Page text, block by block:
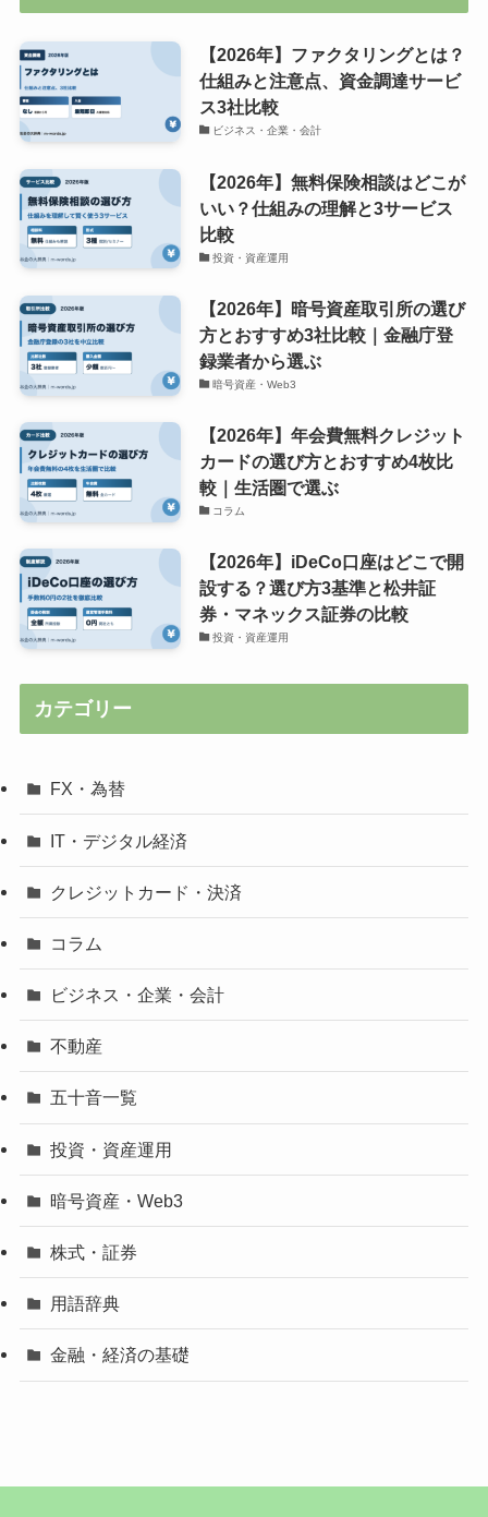
【2026年】ファクタリングとは？
仕組みと注意点、資金調達サービ
ス3社比較
ビジネス・企業・会計
【2026年】無料保険相談はどこが
いい？仕組みの理解と3サービス
比較
投資・資産運用
【2026年】暗号資産取引所の選び
方とおすすめ3社比較｜金融庁登
録業者から選ぶ
暗号資産・Web3
【2026年】年会費無料クレジット
カードの選び方とおすすめ4枚比
較｜生活圏で選ぶ
コラム
【2026年】iDeCo口座はどこで開
設する？選び方3基準と松井証
券・マネックス証券の比較
投資・資産運用
カテゴリー
FX・為替
IT・デジタル経済
クレジットカード・決済
コラム
ビジネス・企業・会計
不動産
五十音一覧
投資・資産運用
暗号資産・Web3
株式・証券
用語辞典
金融・経済の基礎